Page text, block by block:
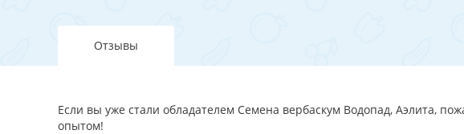
Отзывы
Если вы уже стали обладателем Семена вербаскум Водопад, Аэлита,
опытом!